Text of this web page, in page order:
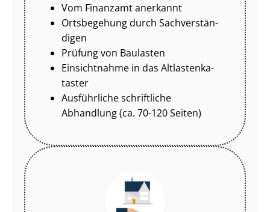
Vom Finanzamt anerkannt
Ortsbegehung durch Sach­ver­stän­
di­gen
Prüfung von Baulasten
Einsichtnahme in das Alt­las­ten­ka­
tas­ter
Ausführliche schriftliche
Abhandlung (ca. 70-120 Seiten)